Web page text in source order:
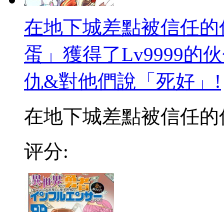
在地下城差點被信任
蛋」獲得了Lv9999的
仇&對他們說「死好」!
在地下城差點被信任的
评分: